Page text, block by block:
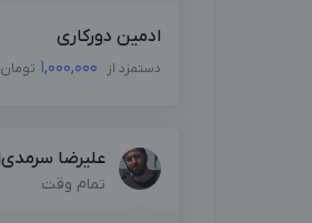
ادمین دورکاری
دستمزد از 1,000,000 تومان
علیرضا سرمدی
تمام وقت